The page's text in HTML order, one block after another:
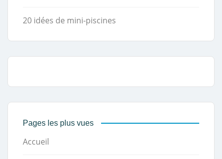
20 idées de mini-piscines
Pages les plus vues
Accueil